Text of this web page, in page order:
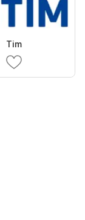
Tim